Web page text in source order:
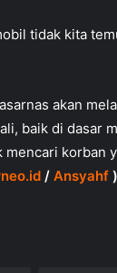
tidak kita
akan
baik di dasar
mencari korban
/ Ansyahf )